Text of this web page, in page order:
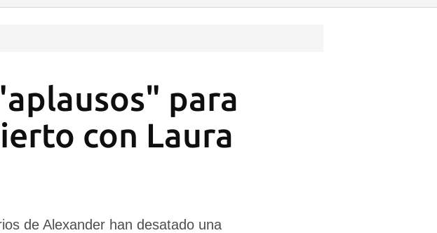
para
con Laura
de Alexander han desatado una